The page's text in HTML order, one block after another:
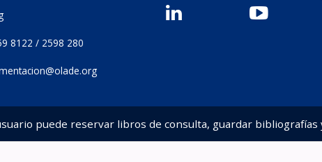
8122 / 2598 280
puede reservar libros de consulta, guardar bibliografías